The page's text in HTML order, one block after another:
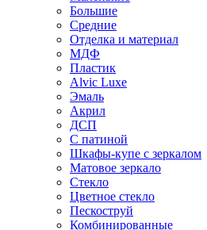
Большие
Средние
Отделка и материал
МДФ
Пластик
Alvic Luxe
Эмаль
Акрил
ДСП
С патиной
Шкафы-купе с зеркалом
Матовое зеркало
Стекло
Цветное стекло
Пескоструй
Комбинированные